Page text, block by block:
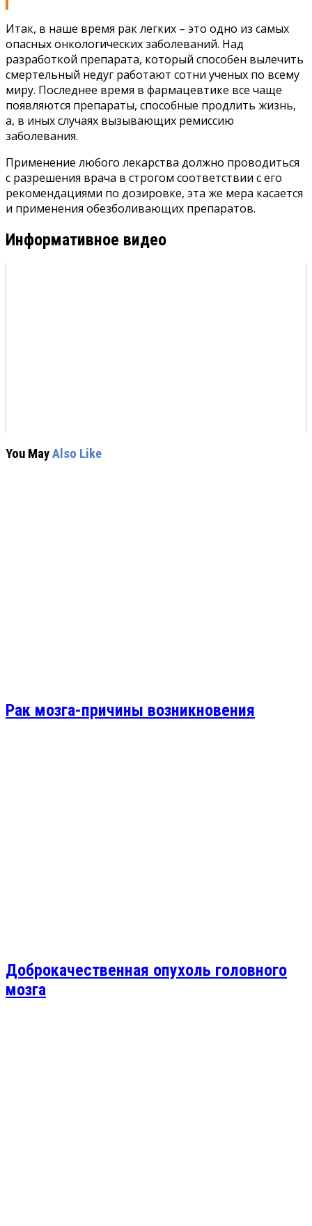
Итак, в наше время рак легких – это одно из самых
опасных онкологических заболеваний. Над
разработкой препарата, который способен вылечить
смертельный недуг работают сотни ученых по всему
миру. Последнее время в фармацевтике все чаще
появляются препараты, способные продлить жизнь,
а, в иных случаях вызывающих ремиссию
заболевания.
Применение любого лекарства должно проводиться
с разрешения врача в строгом соответствии с его
рекомендациями по дозировке, эта же мера касается
и применения обезболивающих препаратов.
Информативное видео
You MayAlso Like
Рак мозга-причины возникновения
Доброкачественная опухоль головного
мозга